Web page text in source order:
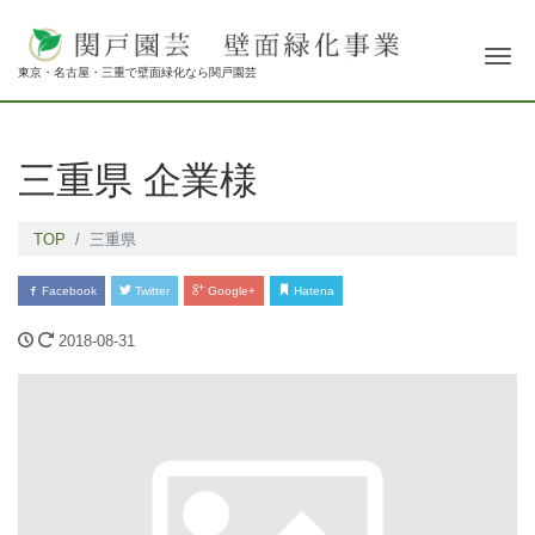
東京・名古屋・三重で壁面緑化なら関戸園芸
三重県 企業様
TOP 三重県
Facebook Twitter Google+ Hatena
2018-08-31